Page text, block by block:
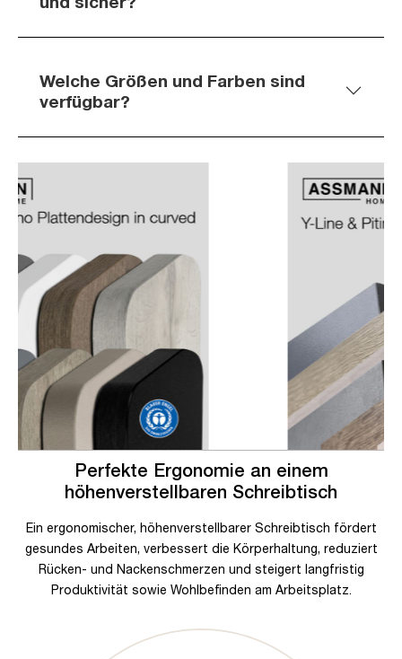
Welche Größen und Farben sind
verfügbar?
Perfekte Ergonomie an einem
höhenverstellbaren Schreibtisch
Ein ergonomischer, höhenverstellbarer Schreibtisch fördert
gesundes Arbeiten, verbessert die Körperhaltung, reduziert
Rücken- und Nackenschmerzen und steigert langfristig
Produktivität sowie Wohlbefinden am Arbeitsplatz.